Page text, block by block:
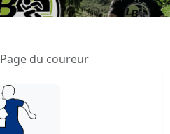
Page du coureur